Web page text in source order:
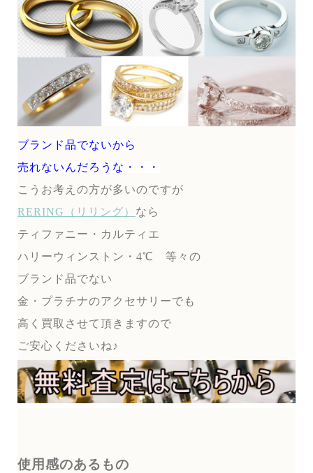
ブランド品でないから
売れないんだろうな・・・
こうお考えの方が多いのですが
RERING（リリング） なら
ティファニー・カルティエ
ハリーウィンストン・4℃ 等々の
ブランド品でない
金・プラチナのアクセサリーでも
高く買取させて頂きますので
ご安心くださいね♪
使用感のあるもの